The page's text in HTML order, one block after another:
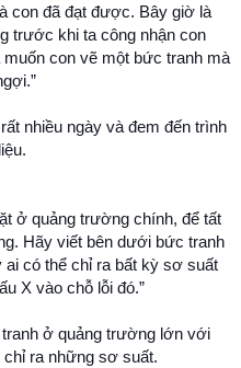
con đã đạt được. Bây giờ là
trước khi ta công nhận con
con vẽ một bức tranh mà
nhiều ngày và đem đến trình
ở quảng trường chính, để tất
Hãy viết bên dưới bức tranh
ai có thể chỉ ra bất kỳ sơ suất
X vào chỗ lỗi đó.”
ở quảng trường lớn với
ra những sơ suất.